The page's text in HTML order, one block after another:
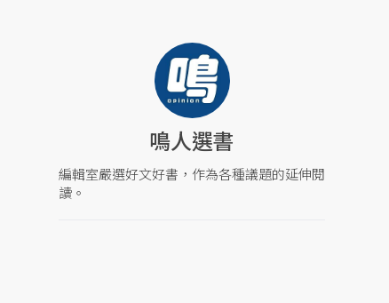
鳴人選書
編輯室嚴選好文好書，作為各種議題的延伸閱
讀。